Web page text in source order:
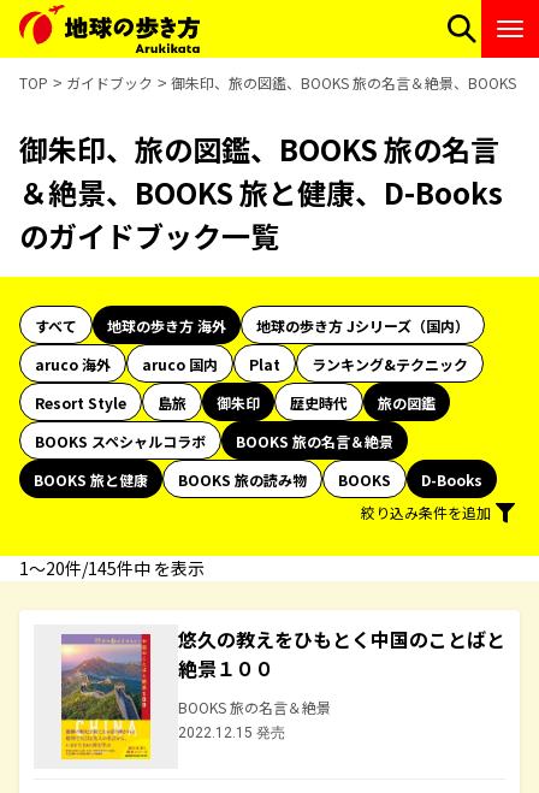
TOP ガイドブック 御朱印、旅の図鑑、BOOKS 旅の名言＆絶景、BOOKS
御朱印、旅の図鑑、BOOKS 旅の名言
＆絶景、BOOKS 旅と健康、D-Books
のガイドブック一覧
すべて 地球の歩き方 海外
地球の歩き方 Jシリーズ（国内）
aruco 海外
aruco 国内 Plat
ランキング&テクニック
Resort Style
島旅 御朱印 歴史時代
旅の図鑑
BOOKS スペシャルコラボ
BOOKS 旅の名言＆絶景
BOOKS 旅と健康
BOOKS 旅の読み物 BOOKS
D-Books
絞り込み条件を追加
1〜20件/145件中 を表示
悠久の教えをひもとく中国のことばと
絶景１００
BOOKS 旅の名言＆絶景
2022.12.15 発売